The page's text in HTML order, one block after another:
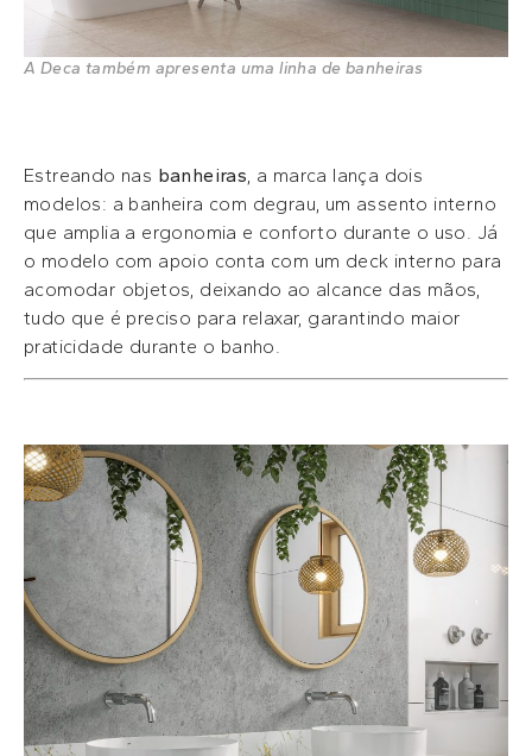
A Deca também apresenta uma linha de banheiras
Estreando nas banheiras , a marca lança dois
modelos: a banheira com degrau, um assento interno
que amplia a ergonomia e conforto durante o uso. Já
o modelo com apoio conta com um deck interno para
acomodar objetos, deixando ao alcance das mãos,
tudo que é preciso para relaxar, garantindo maior
praticidade durante o banho.